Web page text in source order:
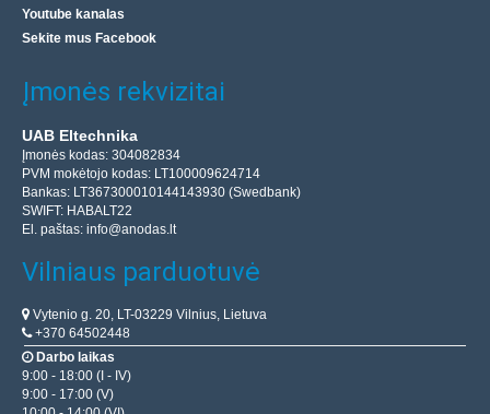
31.20€
Prekių Pristatymas 4-7 D.d.
Įdėti į krepšelį
Youtube kanalas
Sekite mus Facebook
Įmonės rekvizitai
UAB Eltechnika
Įmonės kodas: 304082834
PVM mokėtojo kodas: LT100009624714
Bankas: LT367300010144143930 (Swedbank)
SWIFT: HABALT22
El. paštas: info@anodas.lt
Vilniaus parduotuvė
Vytenio g. 20, LT-03229 Vilnius, Lietuva
+370 64502448
Darbo laikas
9:00 - 18:00 (I - IV)
9:00 - 17:00 (V)